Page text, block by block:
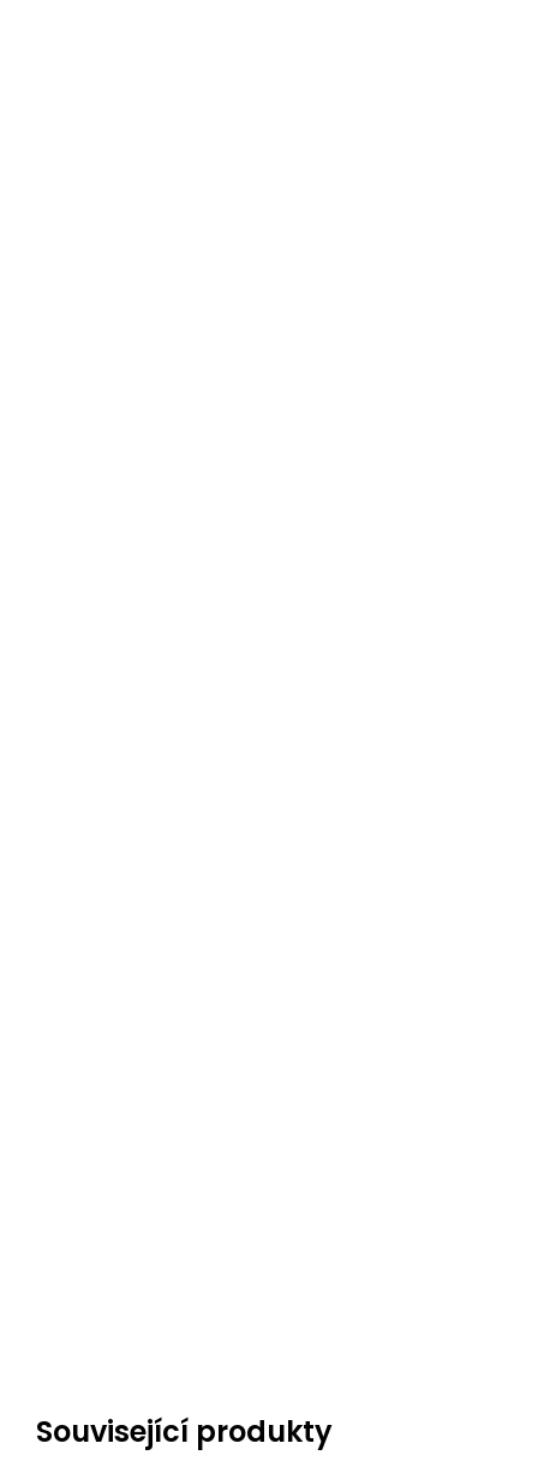
Související produkty